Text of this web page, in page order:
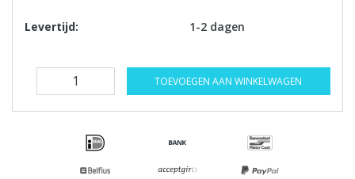
Levertijd: 1-2 dagen
TOEVOEGEN AAN WINKELWAGEN